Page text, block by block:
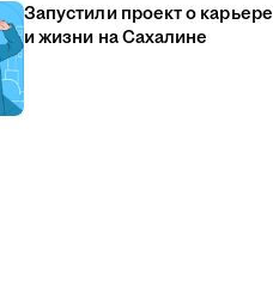
Запустили проект о карьере
и жизни на Сахалине